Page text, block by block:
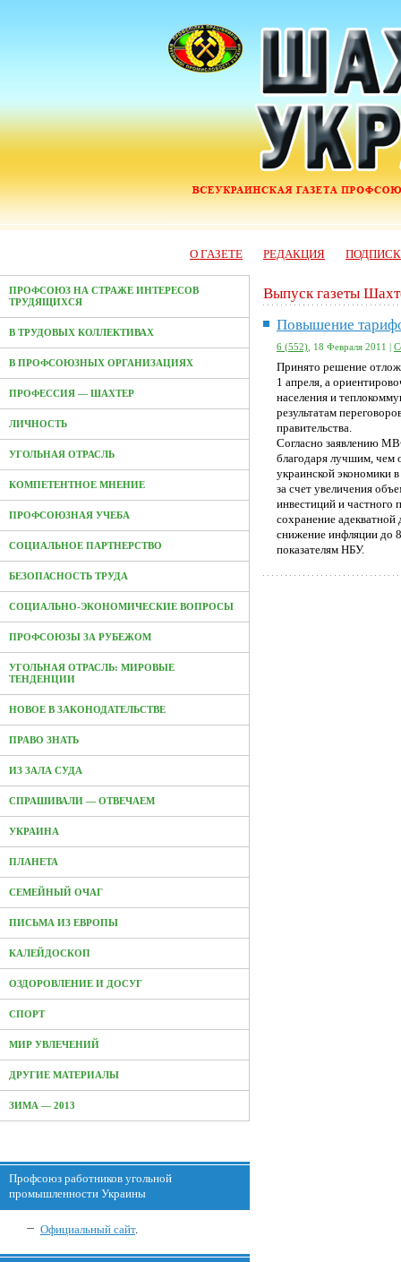
О ГАЗЕТЕ РЕДАКЦИЯ
ПРОФСОЮЗ НА СТРАЖЕ ИНТЕРЕСОВ
ТРУДЯЩИХСЯ
В ТРУДОВЫХ КОЛЛЕКТИВАХ
В ПРОФСОЮЗНЫХ ОРГАНИЗАЦИЯХ
ПРОФЕССИЯ — ШАХТЕР
ЛИЧНОСТЬ
УГОЛЬНАЯ ОТРАСЛЬ
КОМПЕТЕНТНОЕ МНЕНИЕ
ПРОФСОЮЗНАЯ УЧЕБА
СОЦИАЛЬНОЕ ПАРТНЕРСТВО
БЕЗОПАСНОСТЬ ТРУДА
СОЦИАЛЬНО-ЭКОНОМИЧЕСКИЕ ВОПРОСЫ
ПРОФСОЮЗЫ ЗА РУБЕЖОМ
УГОЛЬНАЯ ОТРАСЛЬ: МИРОВЫЕ
ТЕНДЕНЦИИ
НОВОЕ В ЗАКОНОДАТЕЛЬСТВЕ
ПРАВО ЗНАТЬ
ИЗ ЗАЛА СУДА
СПРАШИВАЛИ — ОТВЕЧАЕМ
УКРАИНА
ПЛАНЕТА
СЕМЕЙНЫЙ ОЧАГ
ПИСЬМА ИЗ ЕВРОПЫ
КАЛЕЙДОСКОП
ОЗДОРОВЛЕНИЕ И ДОСУГ
СПОРТ
МИР УВЛЕЧЕНИЙ
ДРУГИЕ МАТЕРИАЛЫ
ЗИМА — 2013
Профсоюз работников угольной
промышленности Украины
Официальный сайт.
Выпуск газеты
Повышение
6 (552), 18 Февраля 2011 |
Принято решение
1 апреля, а
населения и
результатам
правительства.
Согласно заявлению
благодаря лучшим, чем
украинской экономики
за счет увеличения
инвестиций и
сохранение
снижение инфляции до
показателям НБУ.